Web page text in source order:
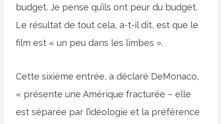
budget. Je pense qu’ils ont peur du budget.
Le résultat de tout cela, a-t-il dit, est que le
film est « un peu dans les limbes ».
Cette sixième entrée, a déclaré DeMonaco,
« présente une Amérique fracturée – elle
est séparée par l’idéologie et la préférence